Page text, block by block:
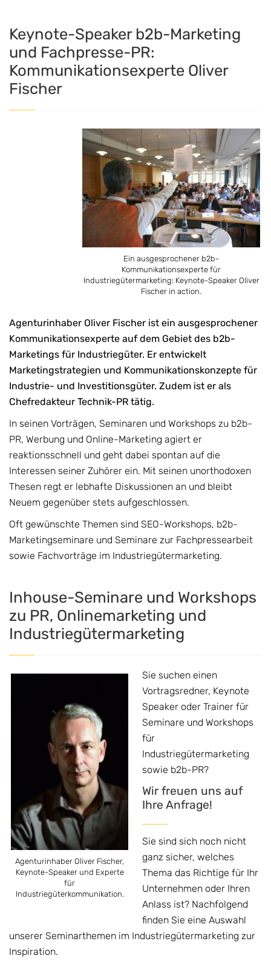
Keynote-Speaker b2b-Marketing
und Fachpresse-PR:
Kommunikationsexperte Oliver
Fischer
Ein ausgesprochener b2b-
Kommunikationsexperte für
Industriegütermarketing: Keynote-Speaker Oliver
Fischer in action.
Agenturinhaber Oliver Fischer ist ein ausgesprochener
Kommunikationsexperte auf dem Gebiet des b2b-
Marketings für Industriegüter. Er entwickelt
Marketingstrategien und Kommunikationskonzepte für
Industrie- und Investitionsgüter. Zudem ist er als
Chefredakteur Technik-PR tätig.
In seinen Vorträgen, Seminaren und Workshops zu b2b-
PR, Werbung und Online-Marketing agiert er
reaktionsschnell und geht dabei spontan auf die
Interessen seiner Zuhörer ein. Mit seinen unorthodoxen
Thesen regt er lebhafte Diskussionen an und bleibt
Neuem gegenüber stets aufgeschlossen.
Oft gewünschte Themen sind SEO-Workshops, b2b-
Marketingseminare und Seminare zur Fachpressearbeit
sowie Fachvorträge im Industriegütermarketing.
Inhouse-Seminare und Workshops
zu PR, Onlinemarketing und
Industriegütermarketing
Agenturinhaber Oliver Fischer,
Keynote-Speaker und Experte
für
Industriegüterkommunikation.
Sie suchen einen
Vortragsredner, Keynote
Speaker oder Trainer für
Seminare und Workshops
für
Industriegütermarketing
sowie b2b-PR?
Wir freuen uns auf
Ihre Anfrage!
Sie sind sich noch nicht
ganz sicher, welches
Thema das Richtige für Ihr
Unternehmen oder Ihren
Anlass ist? Nachfolgend
finden Sie eine Auswahl
unserer Seminarthemen im Industriegütermarketing zur
Inspiration.